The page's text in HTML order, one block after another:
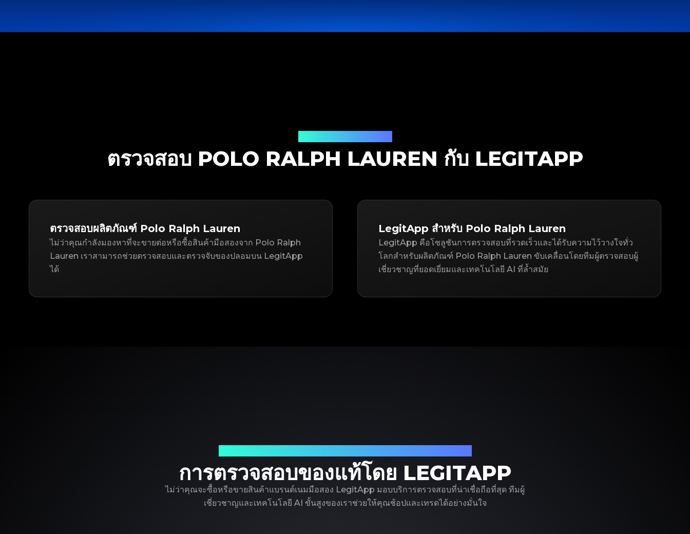
ตรวจสอบ POLO RALPH LAUREN กับ LEGITAPP
ตรวจสอบผลิตภัณฑ์ Polo Ralph Lauren
ไม่ว่าคุณกำลังมองหาที่จะขายต่อหรือซื้อสินค้ามือสองจาก Polo Ralph
Lauren เราสามารถช่วยตรวจสอบและตรวจจับของปลอมบน LegitApp
ได้
LegitApp สำหรับ Polo Ralph Lauren
LegitApp คือโซลูชันการตรวจสอบที่รวดเร็วและได้รับความไว้วางใจทั่ว
โลกสำหรับผลิตภัณฑ์ Polo Ralph Lauren ขับเคลื่อนโดยทีมผู้ตรวจสอบผู้
เชี่ยวชาญที่ยอดเยี่ยมและเทคโนโลยี AI ที่ล้ำสมัย
การตรวจสอบของแท้โดย LEGITAPP
ไม่ว่าคุณจะซื้อหรือขายสินค้าแบรนด์เนมมือสอง LegitApp มอบบริการตรวจสอบที่น่าเชื่อถือที่สุด ทีมผู้
เชี่ยวชาญและเทคโนโลยี AI ขั้นสูงของเราช่วยให้คุณช้อปและเทรดได้อย่างมั่นใจ